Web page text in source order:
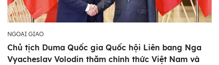
NGOẠI GIAO
Chủ tịch Duma Quốc gia Quốc hội Liên bang Nga
Vyacheslav Volodin thăm chính thức Việt Nam và